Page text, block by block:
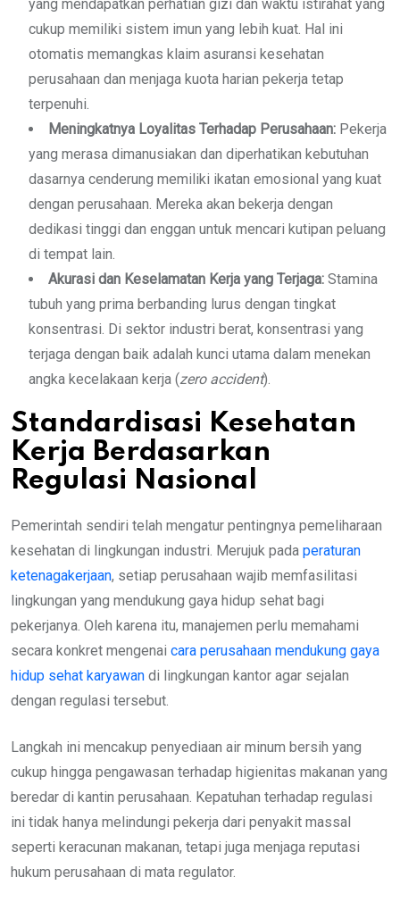
yang mendapatkan perhatian gizi dan waktu istirahat yang
cukup memiliki sistem imun yang lebih kuat. Hal ini
otomatis memangkas klaim asuransi kesehatan
perusahaan dan menjaga kuota harian pekerja tetap
terpenuhi.
Meningkatnya Loyalitas Terhadap Perusahaan: Pekerja
yang merasa dimanusiakan dan diperhatikan kebutuhan
dasarnya cenderung memiliki ikatan emosional yang kuat
dengan perusahaan. Mereka akan bekerja dengan
dedikasi tinggi dan enggan untuk mencari kutipan peluang
di tempat lain.
Akurasi dan Keselamatan Kerja yang Terjaga: Stamina
tubuh yang prima berbanding lurus dengan tingkat
konsentrasi. Di sektor industri berat, konsentrasi yang
terjaga dengan baik adalah kunci utama dalam menekan
angka kecelakaan kerja (zero accident).
Standardisasi Kesehatan
Kerja Berdasarkan
Regulasi Nasional
Pemerintah sendiri telah mengatur pentingnya pemeliharaan
kesehatan di lingkungan industri. Merujuk pada peraturan
ketenagakerjaan, setiap perusahaan wajib memfasilitasi
lingkungan yang mendukung gaya hidup sehat bagi
pekerjanya. Oleh karena itu, manajemen perlu memahami
secara konkret mengenai cara perusahaan mendukung gaya
hidup sehat karyawan di lingkungan kantor agar sejalan
dengan regulasi tersebut.
Langkah ini mencakup penyediaan air minum bersih yang
cukup hingga pengawasan terhadap higienitas makanan yang
beredar di kantin perusahaan. Kepatuhan terhadap regulasi
ini tidak hanya melindungi pekerja dari penyakit massal
seperti keracunan makanan, tetapi juga menjaga reputasi
hukum perusahaan di mata regulator.